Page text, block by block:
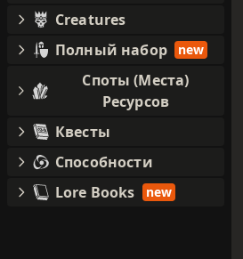
Creatures
Полный набор
new
Споты (Места)
Ресурсов
Квесты
Способности
Lore Books
new